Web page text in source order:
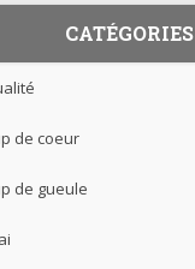
CATÉGORIES
de coeur
de gueule